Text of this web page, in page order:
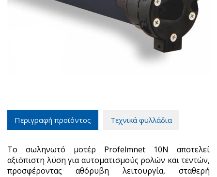
Περιγραφή προϊόντος Τεχνικά φυλλάδια
Το σωληνωτό μοτέρ Profelmnet 10Ν αποτελεί
αξιόπιστη λύση για αυτοματισμούς ρολών και τεντών,
προσφέροντας αθόρυβη λειτουργία, σταθερή